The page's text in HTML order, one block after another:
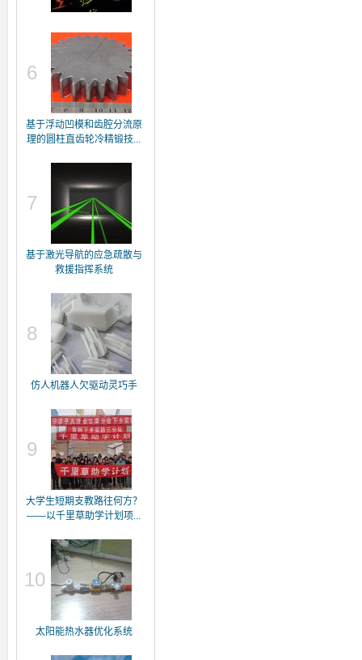
6
基于浮动凹模和齿腔分流原
理的圆柱直齿轮冷精锻技...
7
基于激光导航的应急疏散与
救援指挥系统
8
仿人机器人欠驱动灵巧手
9
大学生短期支教路往何方？
——以千里草助学计划项...
10
太阳能热水器优化系统